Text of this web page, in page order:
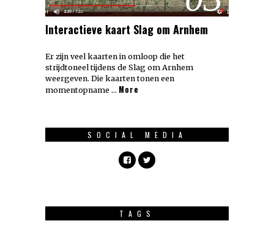
Interactieve kaart Slag om Arnhem
Er zijn veel kaarten in omloop die het
strijdtoneel tijdens de Slag om Arnhem
weergeven. Die kaarten tonen een
momentopname … More
SOCIAL MEDIA
TAGS